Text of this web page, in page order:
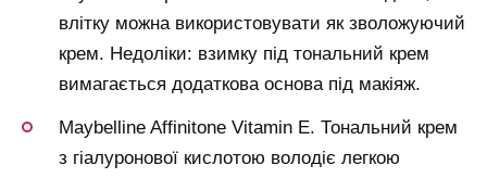
влітку можна використовувати як зволожуючий
крем. Недоліки: взимку під тональний крем
вимагається додаткова основа під макіяж.
Maybelline Affinitone Vitamin E. Тональний крем
з гіалуронової кислотою володіє легкою